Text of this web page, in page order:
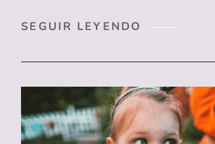
SEGUIR LEYENDO
DICIEMBRE
DE
NAVIDAD:
CÓMO
PROTEGER